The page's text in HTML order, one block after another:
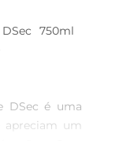
750ml
DSec é uma
apreciam um